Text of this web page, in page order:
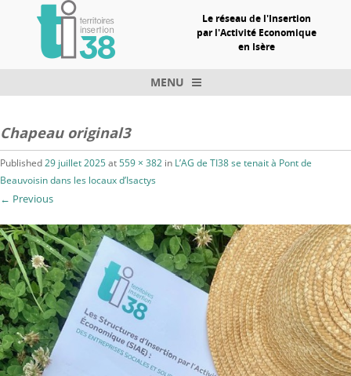
Le réseau de l'Insertion
par l'Activité Economique
en Isère
MENU
Chapeau original3
Published29 juillet 2025at559 × 382 in L’AG de TI38 se tenait à Pont de
Beauvoisin dans les locaux d’Isactys
← Previous